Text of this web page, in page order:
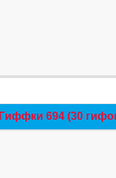
Гиффки 694 (30